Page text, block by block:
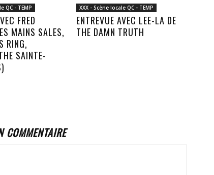
QC - TEMP
FRED
MAINS SALES,
RING,
SAINTE-
XXX - Scène locale QC - TEMP
ENTREVUE AVEC LEE-LA DE
THE DAMN TRUTH
COMMENTAIRE